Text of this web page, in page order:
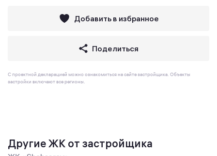
Добавить в избранное
Поделиться
С проектной декларацией можно ознакомиться на сайте застройщика. Объекты
застройки включают все регионы.
Другие ЖК от застройщика